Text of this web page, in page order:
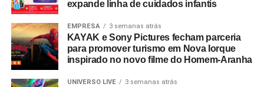
expande linha de cuidados infantis
EMPRESA 3 semanas atrás
KAYAK e Sony Pictures fecham parceria
para promover turismo em Nova Iorque
inspirado no novo filme do Homem-Aranha
UNIVERSO LIVE 3 semanas atrás